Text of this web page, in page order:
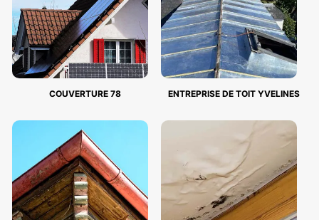
COUVERTURE 78 ENTREPRISE DE TOIT YVELINES